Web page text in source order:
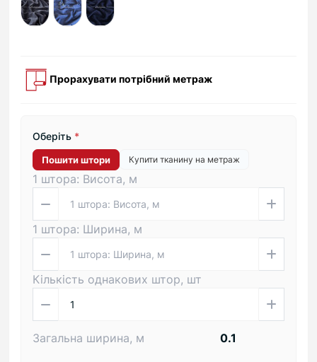
Прорахувати потрібний метраж
Оберіть *
Пошити штори Купити тканину на метраж
1 штора: Висота, м
1 штора: Ширина, м
Кількість однакових штор, шт
Загальна ширина, м